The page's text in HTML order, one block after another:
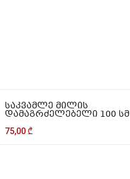
საკვამლე მილის
დამაგრძელებელი 100 სმ
75,00 ₾